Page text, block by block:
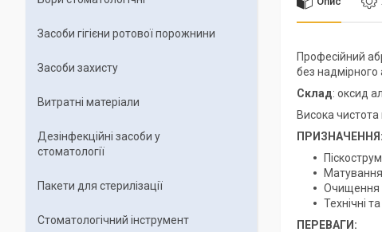
Професійний
без надмірного
Склад: оксид
Висока
ПРИЗНАЧЕННЯ:
Очищення
Технічні
ПЕРЕВАГИ:
Засоби гігієни ротової порожнини
Засоби захисту
Витратні матеріали
Дезінфекційні засоби у
стоматології
Пакети для стерилізації
Стоматологічний інструмент